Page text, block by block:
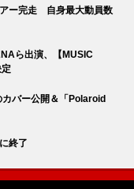
ー完走 自身最大動員数
ら出演、【MUSIC
バー公開＆「Polaroid
終了